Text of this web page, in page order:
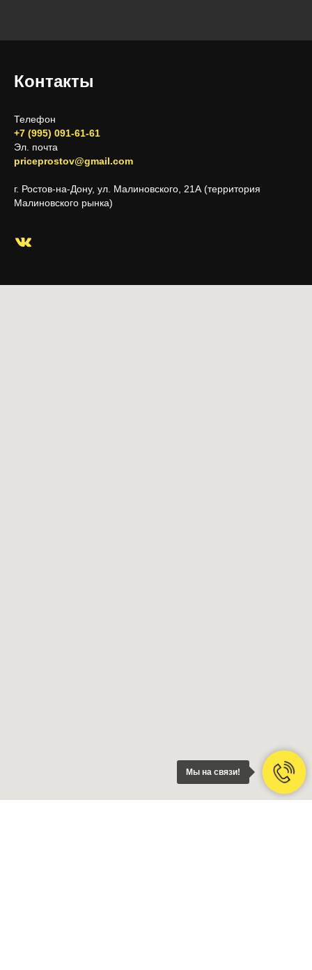
Контакты
Телефон
+7 (995) 091-61-61
Эл. почта
priceprostov@gmail.com
г. Ростов-на-Дону, ул. Малиновского, 21А (территория
Малиновского рынка)
Мы на связи!